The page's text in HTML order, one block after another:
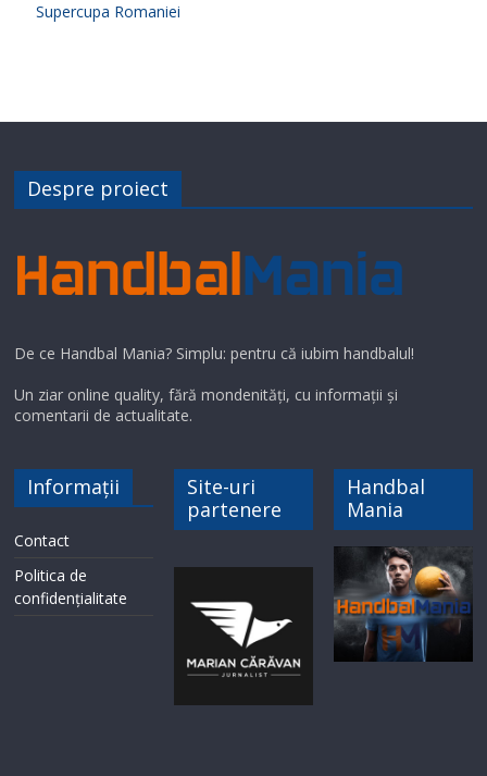
Supercupa Romaniei
Despre proiect
De ce Handbal Mania? Simplu: pentru că iubim handbalul!
Un ziar online quality, fără mondenități, cu informații și
comentarii de actualitate.
Informații
Contact
Politica de
confidențialitate
Site-uri
partenere
Handbal
Mania